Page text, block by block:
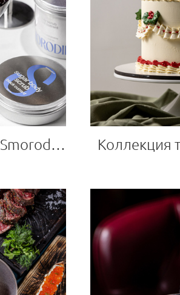
Коллаборация Garda&Smorodina Коллекция